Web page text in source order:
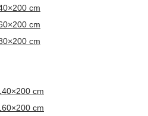
cm
cm
cm
cm
cm